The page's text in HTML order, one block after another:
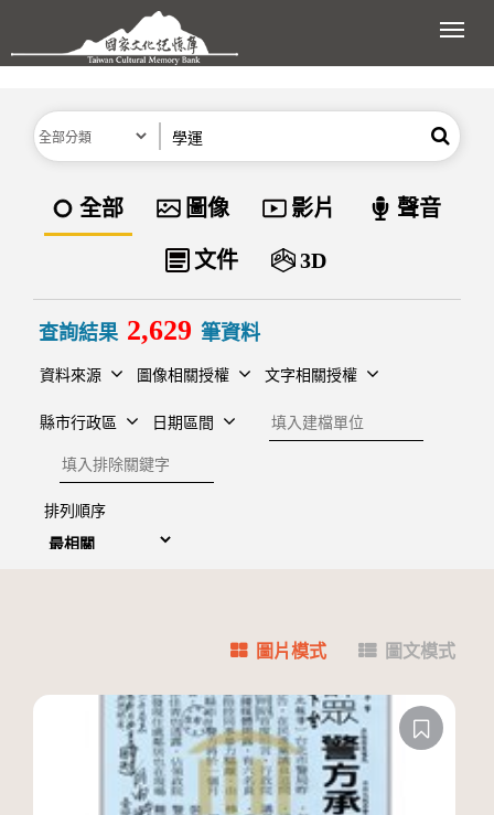
跳到主要內容區塊
展
分類 搜尋
資料類型
全部 圖像 影片 聲音
文件 3D
查詢結果 2,629 筆資料
資料來源 圖像相關授權 文字相關授權
縣市行政區 日期區間
建檔單位
排除關鍵字
排列順序
圖片模式 圖文模式